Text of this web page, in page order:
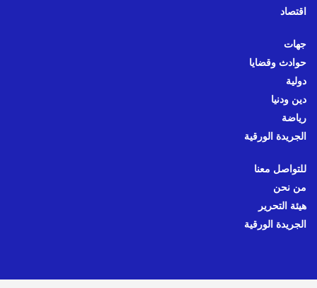
اقتصاد
جهات
حوادث وقضايا
دولية
دين ودنيا
رياضة
الجريدة الورقية
للتواصل معنا
من نحن
هيئة التحرير
الجريدة الورقية